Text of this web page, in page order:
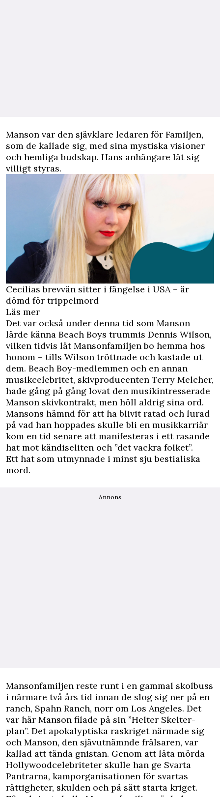
Manson var den sjävklare ledaren för Familjen,
som de kallade sig, med sina mystiska visioner
och hemliga budskap. Hans anhängare lät sig
villigt styras.
Cecilias brevvän sitter i fängelse i USA – är
dömd för trippelmord
Läs mer
Det var också under denna tid som Manson
lärde känna Beach Boys trummis Dennis Wilson,
vilken tidvis lät Mansonfamiljen bo hemma hos
honom – tills Wilson tröttnade och kastade ut
dem. Beach Boy-medlemmen och en annan
musikcelebritet, skivproducenten Terry Melcher,
hade gång på gång lovat den musikintresserade
Manson skivkontrakt, men höll aldrig sina ord.
Mansons hämnd för att ha blivit ratad och lurad
på vad han hoppades skulle bli en musikkarriär
kom en tid senare att manifesteras i ett rasande
hat mot kändiseliten och ”det vackra folket”.
Ett hat som utmynnade i minst sju bestialiska
mord.
Annons
Mansonfamiljen reste runt i en gammal skolbuss
i närmare två års tid innan de slog sig ner på en
ranch, Spahn Ranch, norr om Los Angeles. Det
var här Manson filade på sin ”Helter Skelter-
plan”. Det apokalyptiska raskriget närmade sig
och Manson, den sjävutnämnde frälsaren, var
kallad att tända gnistan. Genom att låta mörda
Hollywoodcelebriteter skulle han ge Svarta
Pantrarna, kamporganisationen för svartas
rättigheter, skulden och på sätt starta kriget.